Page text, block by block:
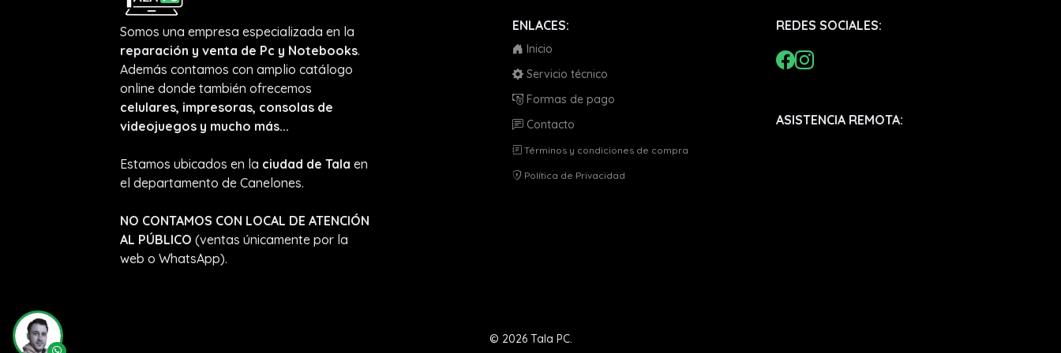
Somos una empresa especializada en la
reparación y venta de Pc y Notebooks.
Además contamos con amplio catálogo
online donde también ofrecemos
celulares, impresoras, consolas de
videojuegos y mucho más...
Estamos ubicados en la ciudad de Tala en
el departamento de Canelones.
NO CONTAMOS CON LOCAL DE ATENCIÓN
AL PÚBLICO (ventas únicamente por la
web o WhatsApp).
ENLACES:
Inicio
Servicio técnico
Formas de pago
Contacto
Términos y condiciones de compra
Política de Privacidad
REDES SOCIALES:
ASISTENCIA REMOTA:
© 2026 Tala PC.